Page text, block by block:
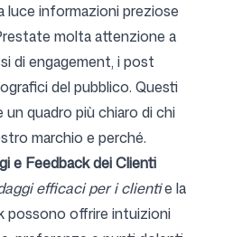
luce informazioni preziose
molta attenzione a
di engagement, i post
del pubblico. Questi
quadro più chiaro di chi
marchio e perché.
e Feedback dei Clienti
efficaci per i clientie la
possono offrire intuizioni